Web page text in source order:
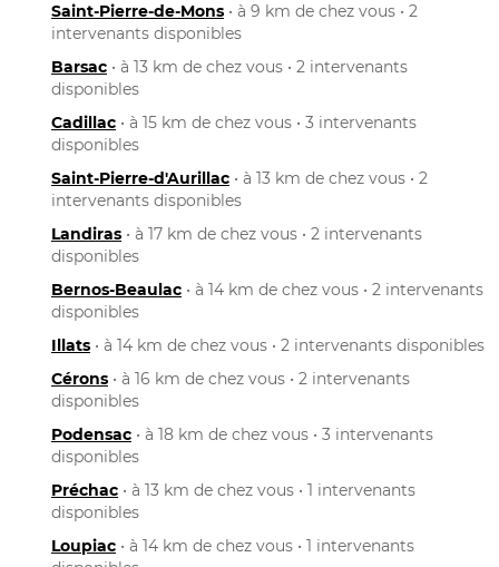
Saint-Pierre-de-Mons • à 9 km de chez vous • 2
intervenants disponibles
Barsac • à 13 km de chez vous • 2 intervenants
disponibles
Cadillac • à 15 km de chez vous • 3 intervenants
disponibles
Saint-Pierre-d'Aurillac • à 13 km de chez vous • 2
intervenants disponibles
Landiras • à 17 km de chez vous • 2 intervenants
disponibles
Bernos-Beaulac • à 14 km de chez vous • 2 intervenants
disponibles
Illats • à 14 km de chez vous • 2 intervenants disponibles
Cérons • à 16 km de chez vous • 2 intervenants
disponibles
Podensac • à 18 km de chez vous • 3 intervenants
disponibles
Préchac • à 13 km de chez vous • 1 intervenants
disponibles
Loupiac • à 14 km de chez vous • 1 intervenants